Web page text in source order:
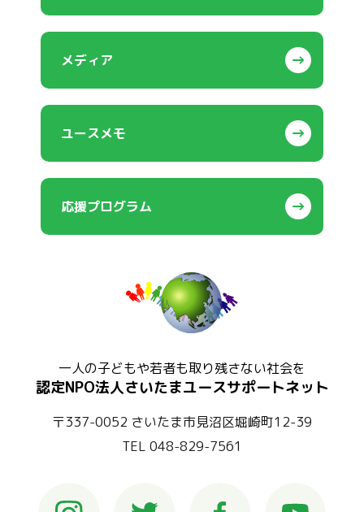
メディア
ユースメモ
応援プログラム
一人の子どもや若者も取り残さない社会を
認定NPO法人さいたまユースサポートネット
〒337-0052 さいたま市見沼区堀崎町12-39
TEL 048-829-7561